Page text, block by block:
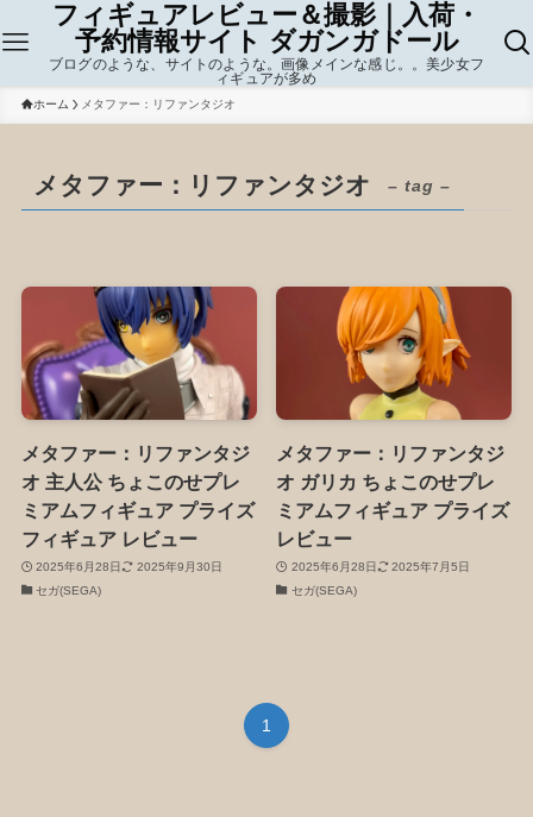
フィギュアレビュー＆撮影｜入荷・
予約情報サイト ダガンガドール
ブログのような、サイトのような。画像メインな感じ。。美少女フ
ィギュアが多め
ホーム メタファー：リファンタジオ
メタファー：リファンタジオ – tag –
メタファー：リファンタジ
オ 主人公 ちょこのせプレ
ミアムフィギュア プライズ
フィギュア レビュー
2025年6月28日
2025年9月30日
セガ(SEGA)
メタファー：リファンタジ
オ ガリカ ちょこのせプレ
ミアムフィギュア プライズ
レビュー
2025年6月28日
2025年7月5日
セガ(SEGA)
1